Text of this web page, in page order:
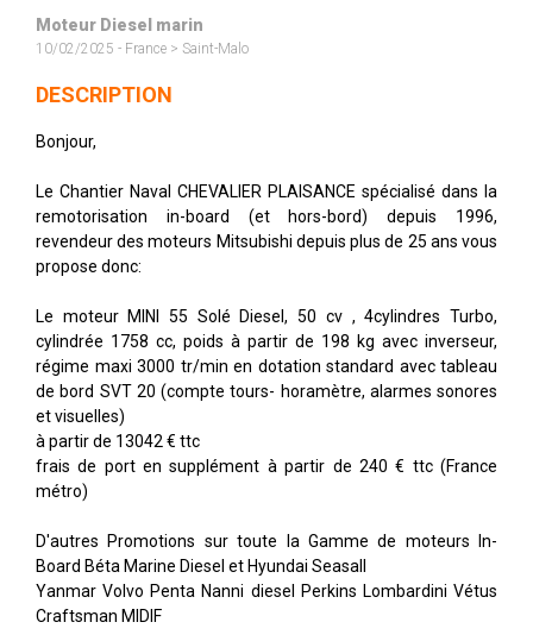
Moteur Diesel marin
10/02/2025 - France > Saint-Malo
DESCRIPTION
Bonjour,
Le Chantier Naval CHEVALIER PLAISANCE spécialisé dans la
remotorisation in-board (et hors-bord) depuis 1996,
revendeur des moteurs Mitsubishi depuis plus de 25 ans vous
propose donc:
Le moteur MINI 55 Solé Diesel, 50 cv , 4cylindres Turbo,
cylindrée 1758 cc, poids à partir de 198 kg avec inverseur,
régime maxi 3000 tr/min en dotation standard avec tableau
de bord SVT 20 (compte tours- horamètre, alarmes sonores
et visuelles)
à partir de 13042 € ttc
frais de port en supplément à partir de 240 € ttc (France
métro)
D'autres Promotions sur toute la Gamme de moteurs In-
Board Béta Marine Diesel et Hyundai Seasall
Yanmar Volvo Penta Nanni diesel Perkins Lombardini Vétus
Craftsman MIDIF